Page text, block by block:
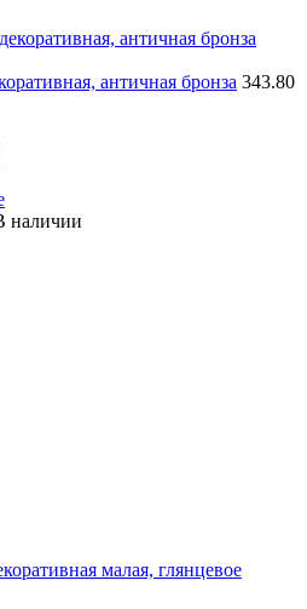
античная бронза 343.80
наличии